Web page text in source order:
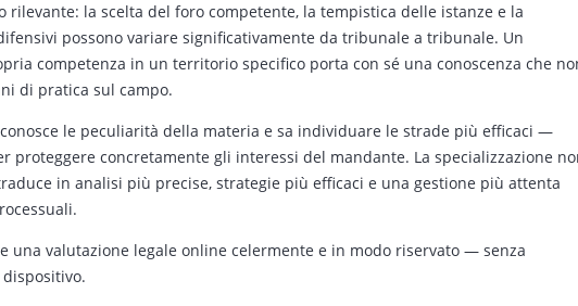
la scelta del foro competente, la tempistica delle istanze e la
possono variare significativamente da tribunale a tribunale. Un
competenza in un territorio specifico porta con sé una conoscenza che
di pratica sul campo.
le peculiarità della materia e sa individuare le strade più efficaci —
concretamente gli interessi del mandante. La specializzazione
in analisi più precise, strategie più efficaci e una gestione più attenta
una valutazione legale online celermente e in modo riservato — senza